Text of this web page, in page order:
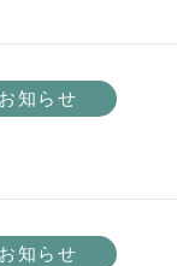
お知らせ
お知らせ